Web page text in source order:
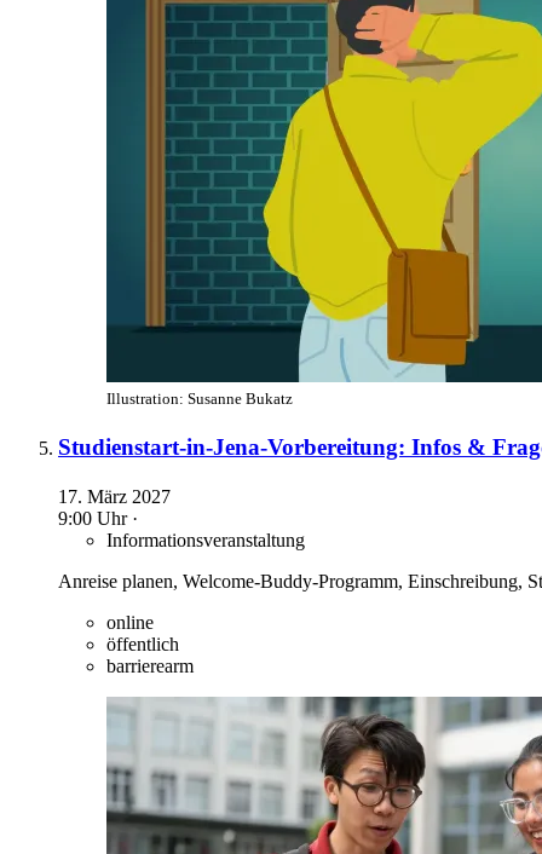
Illustration: Susanne Bukatz
Studienstart-in-Jena-Vorbereitung: Infos &
17. März 2027
9:00 Uhr ·
Informationsveranstaltung
Anreise planen, Welcome-Buddy-Programm, Einschreibung,
online
öffentlich
barrierearm